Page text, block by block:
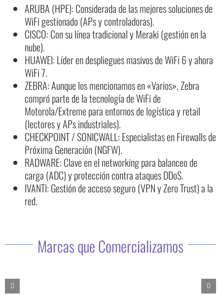
ARUBA (HPE): Considerada de las mejores soluciones de
WiFi gestionado (APs y controladoras).
CISCO: Con su línea tradicional y Meraki (gestión en la
nube).
HUAWEI: Líder en despliegues masivos de WiFi 6 y ahora
WiFi 7.
ZEBRA: Aunque los mencionamos en «Varios», Zebra
compró parte de la tecnología de WiFi de
Motorola/Extreme para entornos de logística y retail
(lectores y APs industriales).
CHECKPOINT / SONICWALL: Especialistas en Firewalls de
Próxima Generación (NGFW).
RADWARE: Clave en el networking para balanceo de
carga (ADC) y protección contra ataques DDoS.
IVANTI: Gestión de acceso seguro (VPN y Zero Trust) a la
red.
Marcas que Comercializamos